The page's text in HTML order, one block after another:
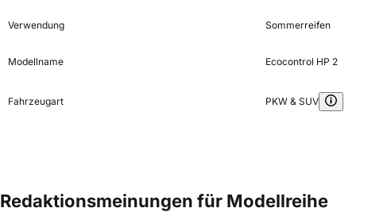
Verwendung Sommerreifen
Modellname Ecocontrol HP 2
Fahrzeugart PKW & SUV
Redaktionsmeinungen für Modellreihe